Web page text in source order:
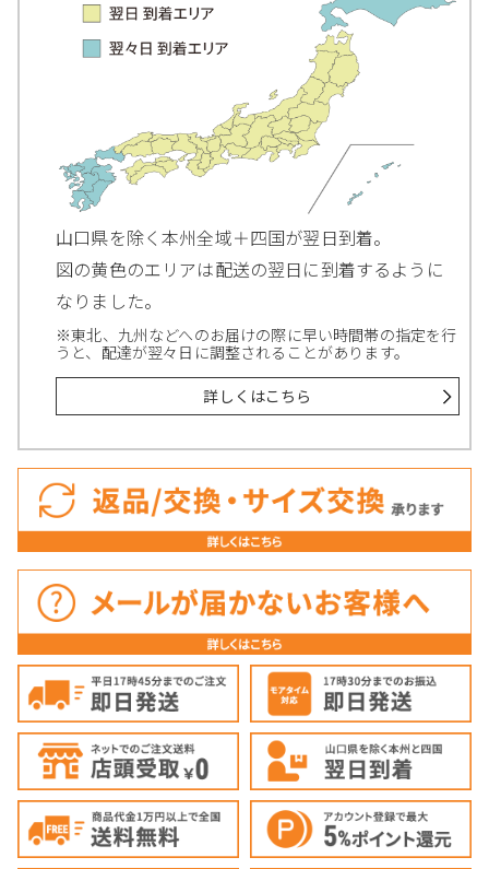
山口県を除く本州全域＋四国が翌日到着。
図の黄色のエリアは配送の翌日に到着するように
なりました。
※東北、九州などへのお届けの際に早い時間帯の指定を行
うと、配達が翌々日に調整されることがあります。
詳しくはこちら